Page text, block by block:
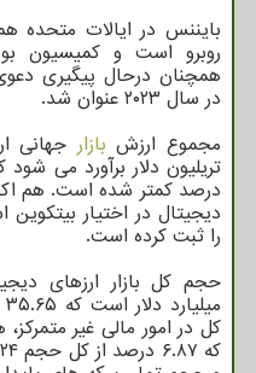
بایننس در ایالات متحده
روبرو است و کمیسیون
همچنان درحال پیگیری
در سال ۲۰۲۳ عنوان شد.
مجموع ارزش بازار
را ثبت کرده است.